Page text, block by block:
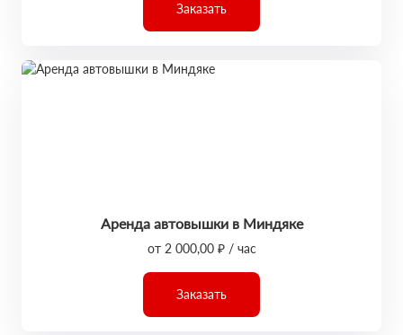
Заказать
Аренда автовышки в Миндяке
от 2 000,00 ₽ / час
Заказать